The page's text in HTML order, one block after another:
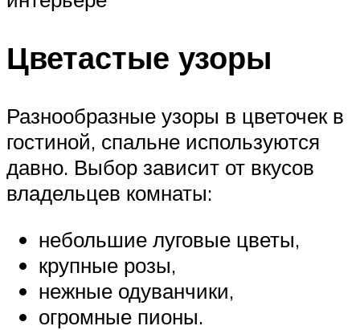
Цветастые узоры
Разнообразные узоры в цветочек в
гостиной, спальне используются
давно. Выбор зависит от вкусов
владельцев комнаты:
небольшие луговые цветы,
крупные розы,
нежные одуванчики,
огромные пионы.